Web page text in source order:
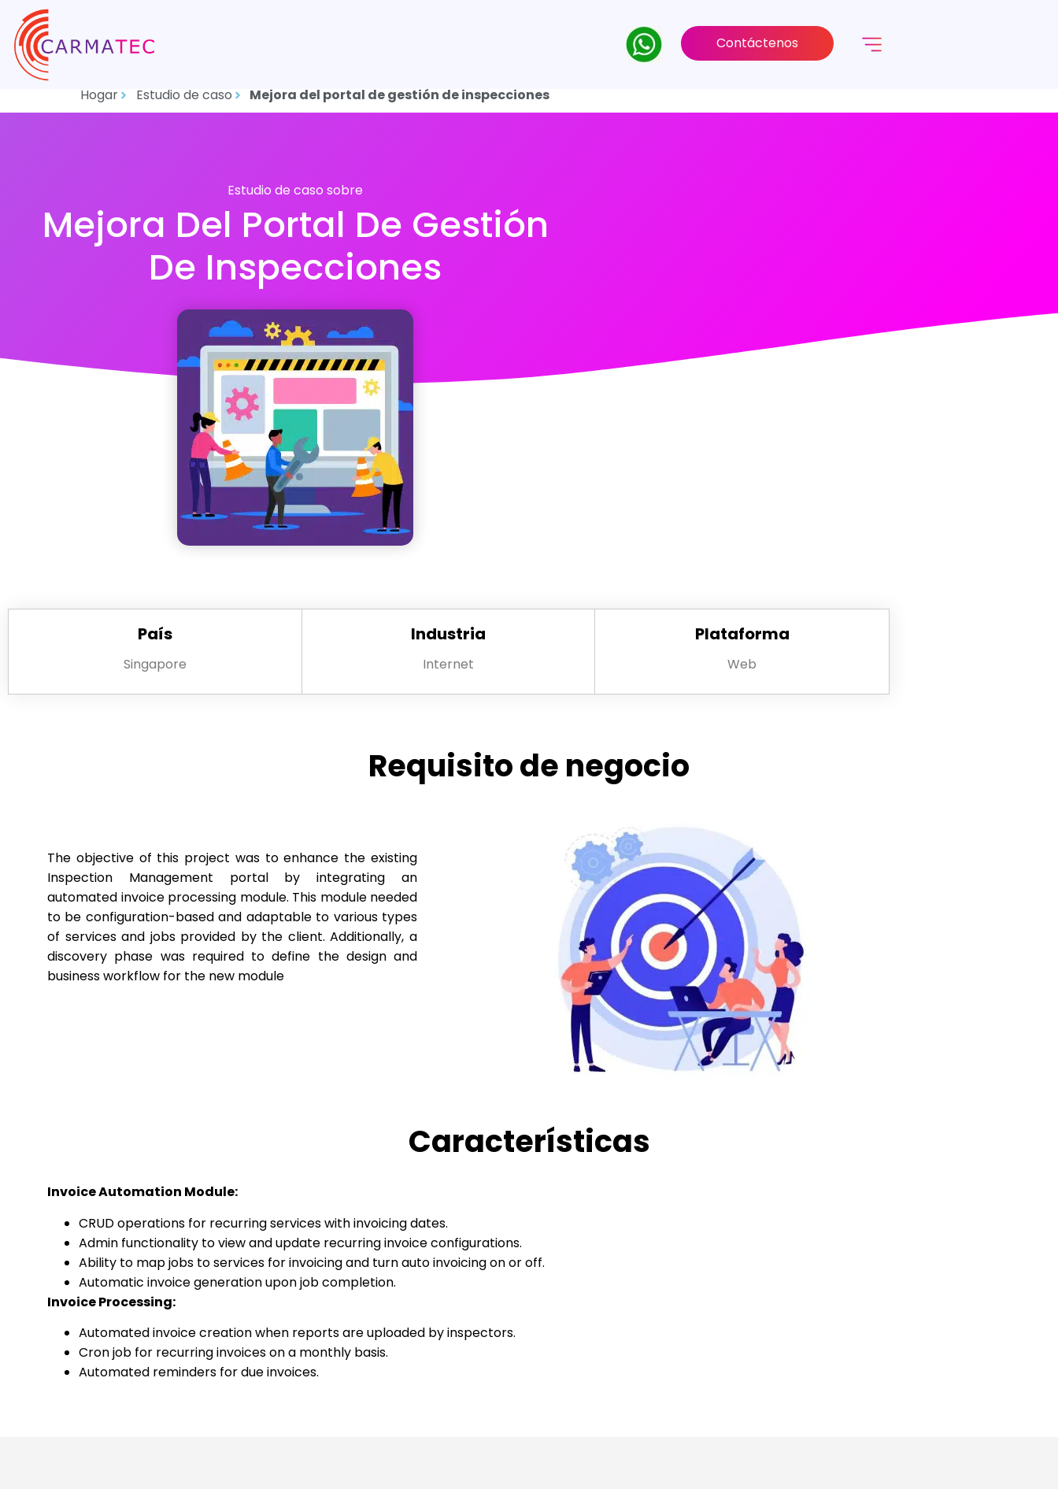
Contáctenos
Hogar Estudio de caso Mejora del portal de gestión de inspecciones
Estudio de caso sobre
Mejora Del Portal De Gestión
De Inspecciones
País
Singapore
Industria
Internet
Plataforma
Web
Requisito de negocio
The objective of this project was to enhance the existing
Inspection Management portal by integrating an
automated invoice processing module. This module needed
to be configuration-based and adaptable to various types
of services and jobs provided by the client. Additionally, a
discovery phase was required to define the design and
business workflow for the new module
Características
Invoice Automation Module:
CRUD operations for recurring services with invoicing dates.
Admin functionality to view and update recurring invoice configurations.
Ability to map jobs to services for invoicing and turn auto invoicing on or off.
Automatic invoice generation upon job completion.
Invoice Processing:
Automated invoice creation when reports are uploaded by inspectors.
Cron job for recurring invoices on a monthly basis.
Automated reminders for due invoices.